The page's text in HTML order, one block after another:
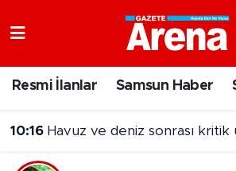
Resmi İlanlar Samsun Haber
10:16 Havuz ve deniz sonrası kritik uyarı!